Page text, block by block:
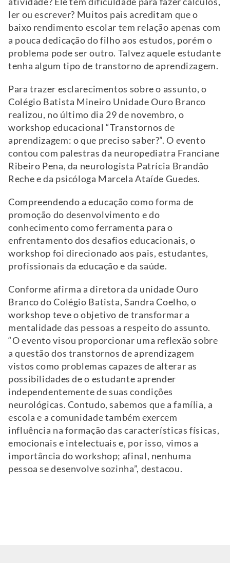
ler ou escrever? Muitos pais acreditam que o
baixo rendimento escolar tem relação apenas com
a pouca dedicação do filho aos estudos, porém o
problema pode ser outro. Talvez aquele estudante
tenha algum tipo de transtorno de aprendizagem.
Para trazer esclarecimentos sobre o assunto, o
Colégio Batista Mineiro Unidade Ouro Branco
realizou, no último dia 29 de novembro, o
workshop educacional “Transtornos de
aprendizagem: o que preciso saber?”. O evento
contou com palestras da neuropediatra Franciane
Ribeiro Pena, da neurologista Patrícia Brandão
Reche e da psicóloga Marcela Ataíde Guedes.
Compreendendo a educação como forma de
promoção do desenvolvimento e do
conhecimento como ferramenta para o
enfrentamento dos desafios educacionais, o
workshop foi direcionado aos pais, estudantes,
profissionais da educação e da saúde.
Conforme afirma a diretora da unidade Ouro
Branco do Colégio Batista, Sandra Coelho, o
workshop teve o objetivo de transformar a
mentalidade das pessoas a respeito do assunto.
“O evento visou proporcionar uma reflexão sobre
a questão dos transtornos de aprendizagem
vistos como problemas capazes de alterar as
possibilidades de o estudante aprender
independentemente de suas condições
neurológicas. Contudo, sabemos que a família, a
escola e a comunidade também exercem
influência na formação das características físicas,
emocionais e intelectuais e, por isso, vimos a
importância do workshop; afinal, nenhuma
pessoa se desenvolve sozinha”, destacou.